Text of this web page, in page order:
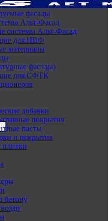
фасады
Альт-Фасад
системы Альт-Фасад
для НВФ
материалы
фасады)
для СФТК
добавки
покрытия
пасты
и покрытия
плитки
бетону